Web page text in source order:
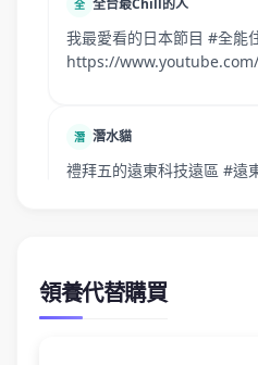
領養代替購買